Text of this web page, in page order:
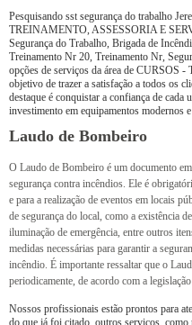
Pesquisando sst segurança do trabalho
TREINAMENTO, ASSESSORIA E
Segurança do Trabalho, Brigada de
Treinamento Nr 20, Treinamento Nr,
opções de serviços da área de
objetivo de trazer a satisfação a todos os
destaque é conquistar a confiança de
investimento em equipamentos modernos
Laudo de Bombeiro
O Laudo de Bombeiro é um documento
segurança contra incêndios. Ele é
e para a realização de eventos em locais
de segurança do local, como a existência
iluminação de emergência, entre outros
medidas necessárias para garantir a
incêndio. É importante ressaltar que o
periodicamente, de acordo com a
Nossos profissionais estão prontos para
do que já foi citado, outros serviços,